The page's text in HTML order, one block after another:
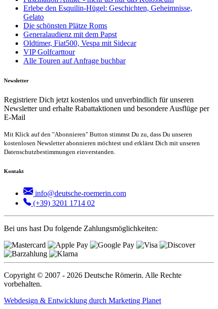
Erlebe den Esquilin-Hügel: Geschichten, Geheimnisse,
Gelato
Die schönsten Plätze Roms
Generalaudienz mit dem Papst
Oldtimer, Fiat500, Vespa mit Sidecar
VIP Golfcarttour
Alle Touren auf Anfrage buchbar
Newsletter
Registriere Dich jetzt kostenlos und unverbindlich für unseren
Newsletter und erhalte Rabattaktionen und besondere Ausflüge per
E-Mail
Mit Klick auf den "Abonnieren" Button stimmst Du zu, dass Du unseren
kostenlosen Newsletter abonnieren möchtest und erklärst Dich mit unseren
Datenschutzbestimmungen einverstanden.
Kontakt
info@deutsche-roemerin.com
(+39) 3201 1714 02
Bei uns hast Du folgende Zahlungsmöglichkeiten:
Copyright © 2007 - 2026 Deutsche Römerin. Alle Rechte
vorbehalten.
Webdesign & Entwicklung durch Marketing Planet